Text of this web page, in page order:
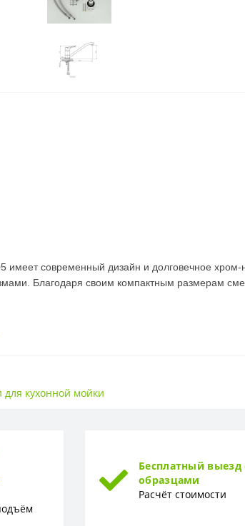
имеет современный дизайн и долговечное хром-
Благодаря своим компактным размерам
для кухонной мойки
Бесплатный выезд
образцами
Расчёт стоимости